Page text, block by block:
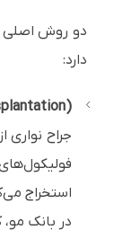
دو روش اصلی
دارد:
جراح
در بانک مو،